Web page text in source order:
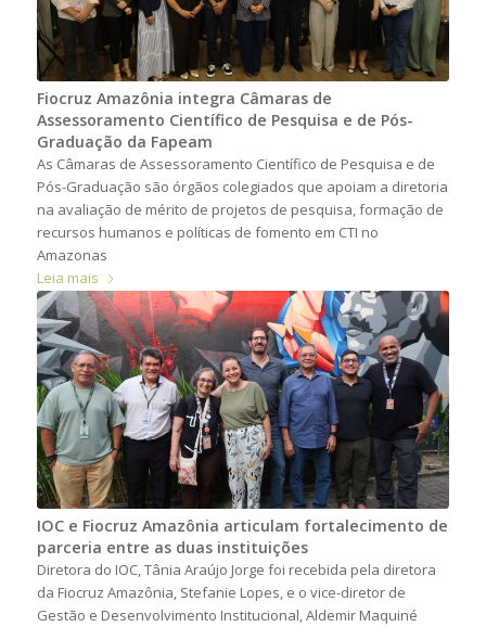
Fiocruz Amazônia integra Câmaras de
Assessoramento Científico de Pesquisa e de Pós-
Graduação da Fapeam
As Câmaras de Assessoramento Científico de Pesquisa e de
Pós-Graduação são órgãos colegiados que apoiam a diretoria
na avaliação de mérito de projetos de pesquisa, formação de
recursos humanos e políticas de fomento em CTI no
Amazonas
Leia mais
IOC e Fiocruz Amazônia articulam fortalecimento de
parceria entre as duas instituições
Diretora do IOC, Tânia Araújo Jorge foi recebida pela diretora
da Fiocruz Amazônia, Stefanie Lopes, e o vice-diretor de
Gestão e Desenvolvimento Institucional, Aldemir Maquiné